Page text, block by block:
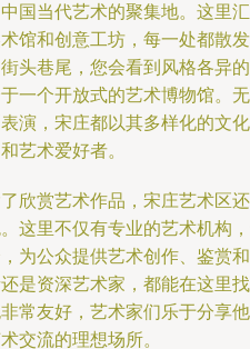
国当代艺术的聚集地。这里
馆和创意工坊，每一处都散
头巷尾，您会看到风格各异
一个开放式的艺术博物馆。
演，宋庄都以其多样化的文
艺术爱好者。
欣赏艺术作品，宋庄艺术区
这里不仅有专业的艺术机构
为公众提供艺术创作、鉴赏
是资深艺术家，都能在这里
常友好，艺术家们乐于分享
交流的理想场所。